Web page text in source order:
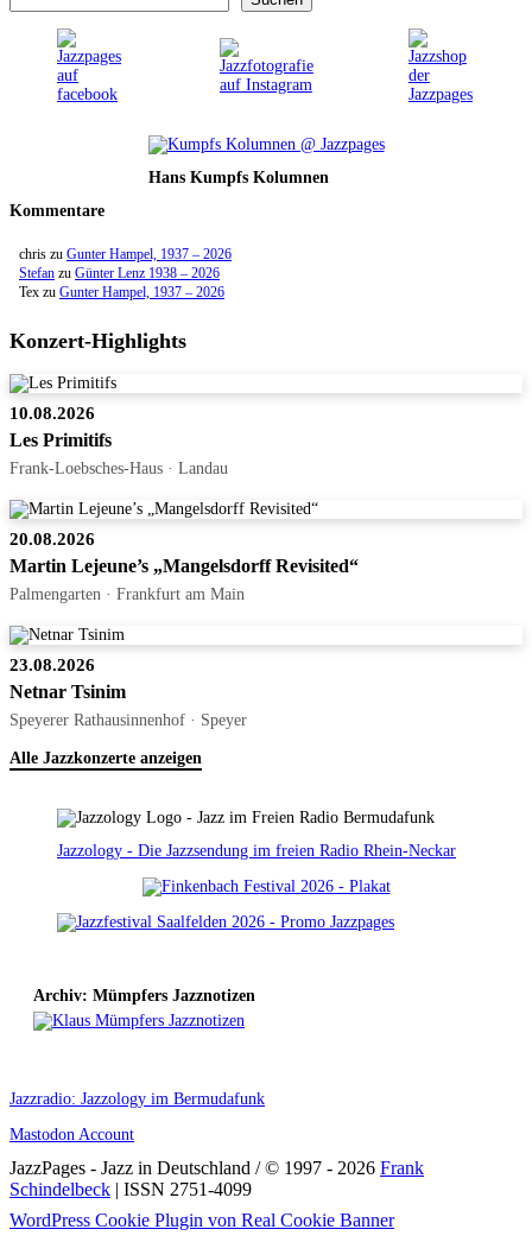
Hans Kumpfs Kolumnen
Kommentare
chris zu Gunter Hampel, 1937 – 2026
Stefan zu Günter Lenz 1938 – 2026
Tex zu Gunter Hampel, 1937 – 2026
Konzert-Highlights
10.08.2026
Les Primitifs
Frank-Loebsches-Haus · Landau
20.08.2026
Martin Lejeune’s „Mangelsdorff Revisited“
Palmengarten · Frankfurt am Main
23.08.2026
Netnar Tsinim
Speyerer Rathausinnenhof · Speyer
Alle Jazzkonzerte anzeigen
Jazzology - Die Jazzsendung im freien Radio Rhein-Neckar
Archiv: Mümpfers Jazznotizen
Jazzradio: Jazzology im Bermudafunk
Mastodon Account
JazzPages - Jazz in Deutschland / © 1997 - 2026 Frank
Schindelbeck | ISSN 2751-4099
Scroll
WordPress Cookie Plugin von Real Cookie Banner